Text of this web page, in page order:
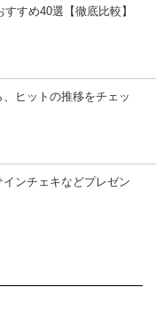
すめ40選【徹底比較】
ヒットの推移をチェッ
ンチェキなどプレゼン